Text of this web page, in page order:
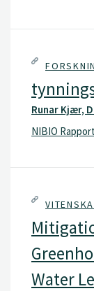
Runar Kjær,
NIBIO
Water